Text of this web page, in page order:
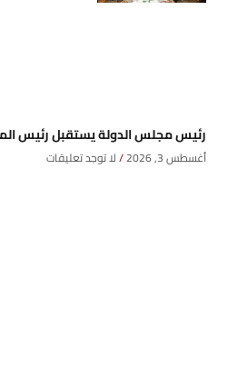
رئيس مجلس الدولة يستقبل رئيس
أغسطس 3, 2026 لا توجد تعليقات